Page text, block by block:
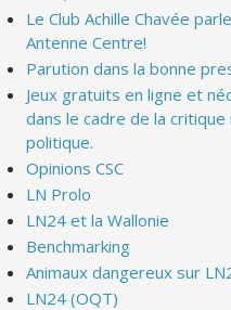
Le Club Achille Chavée
Antenne Centre!
Parution dans la bonne
Jeux gratuits en ligne et
dans le cadre de la
politique.
Opinions CSC
LN Prolo
LN24 et la Wallonie
Benchmarking
Animaux dangereux sur
LN24 (OQT)